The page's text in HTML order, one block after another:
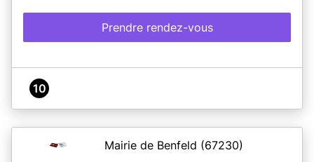
Prendre rendez-vous
10
Mairie de Benfeld (67230)